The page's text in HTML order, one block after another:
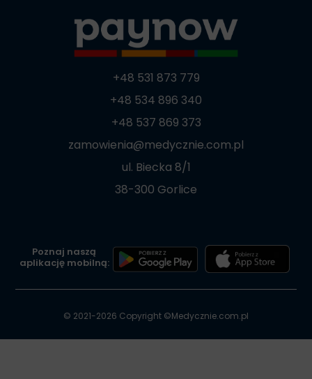
+48 531 873 779
+48 534 896 340
+48 537 869 373
zamowienia@medycznie.com.pl
ul. Biecka 8/1
38-300 Gorlice
Poznaj naszą
aplikację mobilną:
© 2021-2026 Copyright ©Medycznie.com.pl